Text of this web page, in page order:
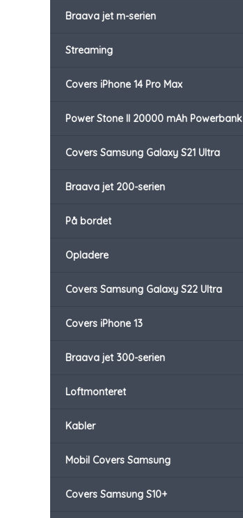
Braava jet m-serien
Streaming
Covers iPhone 14 Pro Max
Power Stone II 20000 mAh Powerbank
Covers Samsung Galaxy S21 Ultra
Braava jet 200-serien
På bordet
Opladere
Covers Samsung Galaxy S22 Ultra
Covers iPhone 13
Braava jet 300-serien
Loftmonteret
Kabler
Mobil Covers Samsung
Covers Samsung S10+